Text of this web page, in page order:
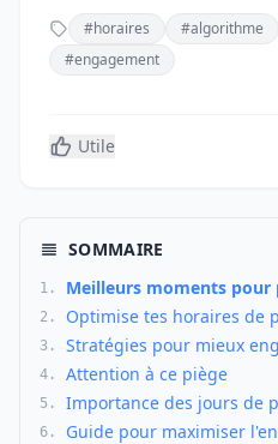
#horaires #algorithme
#engagement
Utile
SOMMAIRE
1. Meilleurs moments pour
2. Optimise tes horaires de
3. Stratégies pour mieux
4. Attention à ce piège
5. Importance des jours de
6. Guide pour maximiser